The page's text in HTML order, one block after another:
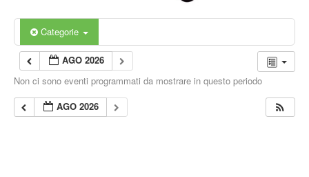
Categorie
AGO 2026
Non ci sono eventi programmati da mostrare in questo periodo
AGO 2026